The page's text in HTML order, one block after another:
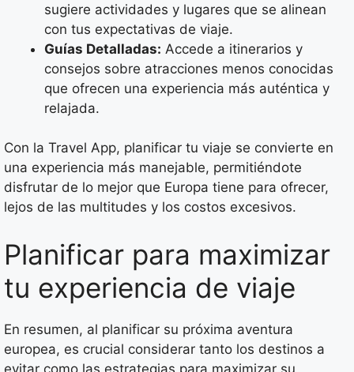
sugiere actividades y lugares que se alinean
con tus expectativas de viaje.
Guías Detalladas: Accede a itinerarios y
consejos sobre atracciones menos conocidas
que ofrecen una experiencia más auténtica y
relajada.
Con la Travel App, planificar tu viaje se convierte en
una experiencia más manejable, permitiéndote
disfrutar de lo mejor que Europa tiene para ofrecer,
lejos de las multitudes y los costos excesivos.
Planificar para maximizar
tu experiencia de viaje
En resumen, al planificar su próxima aventura
europea, es crucial considerar tanto los destinos a
evitar como las estrategias para maximizar su